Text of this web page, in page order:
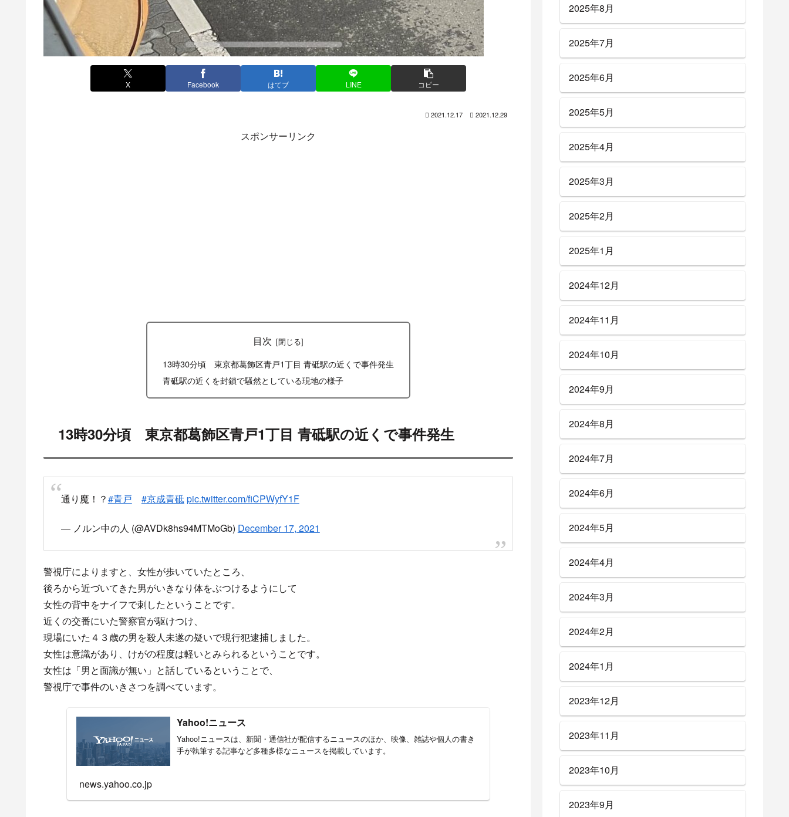
X Facebook はてブ LINE コピー
2021.12.17 2021.12.29
スポンサーリンク
目次
13時30分頃 東京都葛飾区青戸1丁目 青砥駅の近くで事件発生
青砥駅の近くを封鎖で騒然としている現地の様子
13時30分頃 東京都葛飾区青戸1丁目 青砥駅の近くで事件発生
通り魔！？#青戸 #京成青砥pic.twitter.com/fiCPWyfY1F
— ノルン中の人 (@AVDk8hs94MTMoGb) December 17, 2021
警視庁によりますと、女性が歩いていたところ、
後ろから近づいてきた男がいきなり体をぶつけるようにして
女性の背中をナイフで刺したということです。
近くの交番にいた警察官が駆けつけ、
現場にいた４３歳の男を殺人未遂の疑いで現行犯逮捕しました。
女性は意識があり、けがの程度は軽いとみられるということです。
女性は「男と面識が無い」と話しているということで、
警視庁で事件のいきさつを調べています。
Yahoo!ニュース
Yahoo!ニュースは、新聞・通信社が配信するニュースのほか、映像、雑誌や個人の書き
手が執筆する記事など多種多様なニュースを掲載しています。
news.yahoo.co.jp
2025年8月
2025年7月
2025年6月
2025年5月
2025年4月
2025年3月
2025年2月
2025年1月
2024年12月
2024年11月
2024年10月
2024年9月
2024年8月
2024年7月
2024年6月
2024年5月
2024年4月
2024年3月
2024年2月
2024年1月
2023年12月
2023年11月
2023年10月
2023年9月